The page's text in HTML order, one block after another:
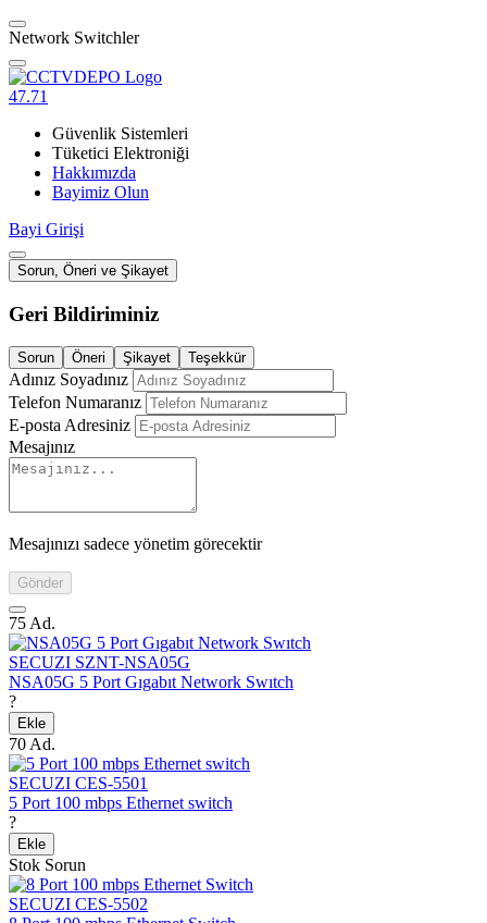
Network Switchler
47.71
Güvenlik Sistemleri
Tüketici Elektroniği
Hakkımızda
Bayimiz Olun
Bayi Girişi
Sorun, Öneri ve Şikayet
Geri Bildiriminiz
Sorun Öneri Şikayet Teşekkür
Adınız Soyadınız
Telefon Numaranız
E-posta Adresiniz
Mesajınız
Mesajınızı sadece yönetim görecektir
Gönder
75 Ad.
SECUZI SZNT-NSA05G
NSA05G 5 Port Gıgabıt Network Swıtch
?
Ekle
70 Ad.
SECUZI CES-5501
5 Port 100 mbps Ethernet switch
?
Ekle
Stok Sorun
SECUZI CES-5502